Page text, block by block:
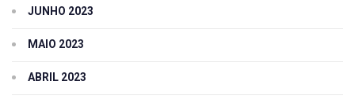
JUNHO 2023
MAIO 2023
ABRIL 2023